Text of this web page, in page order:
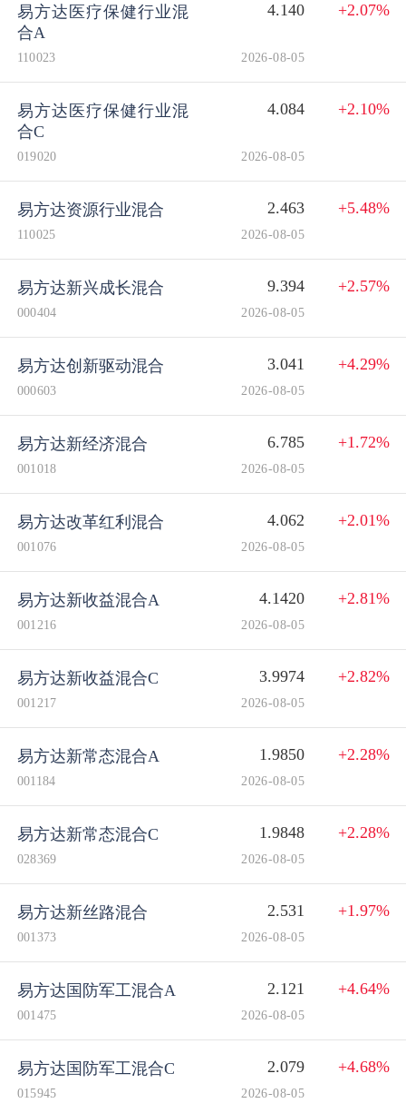
易方达医疗保健行业混
合A
4.140 +2.07%
110023 2026-08-05
易方达医疗保健行业混
合C
4.084 +2.10%
019020 2026-08-05
易方达资源行业混合 2.463 +5.48%
110025 2026-08-05
易方达新兴成长混合 9.394 +2.57%
000404 2026-08-05
易方达创新驱动混合 3.041 +4.29%
000603 2026-08-05
易方达新经济混合 6.785 +1.72%
001018 2026-08-05
易方达改革红利混合 4.062 +2.01%
001076 2026-08-05
易方达新收益混合A 4.1420 +2.81%
001216 2026-08-05
易方达新收益混合C 3.9974 +2.82%
001217 2026-08-05
易方达新常态混合A 1.9850 +2.28%
001184 2026-08-05
易方达新常态混合C 1.9848 +2.28%
028369 2026-08-05
易方达新丝路混合 2.531 +1.97%
001373 2026-08-05
易方达国防军工混合A 2.121 +4.64%
001475 2026-08-05
易方达国防军工混合C 2.079 +4.68%
015945 2026-08-05